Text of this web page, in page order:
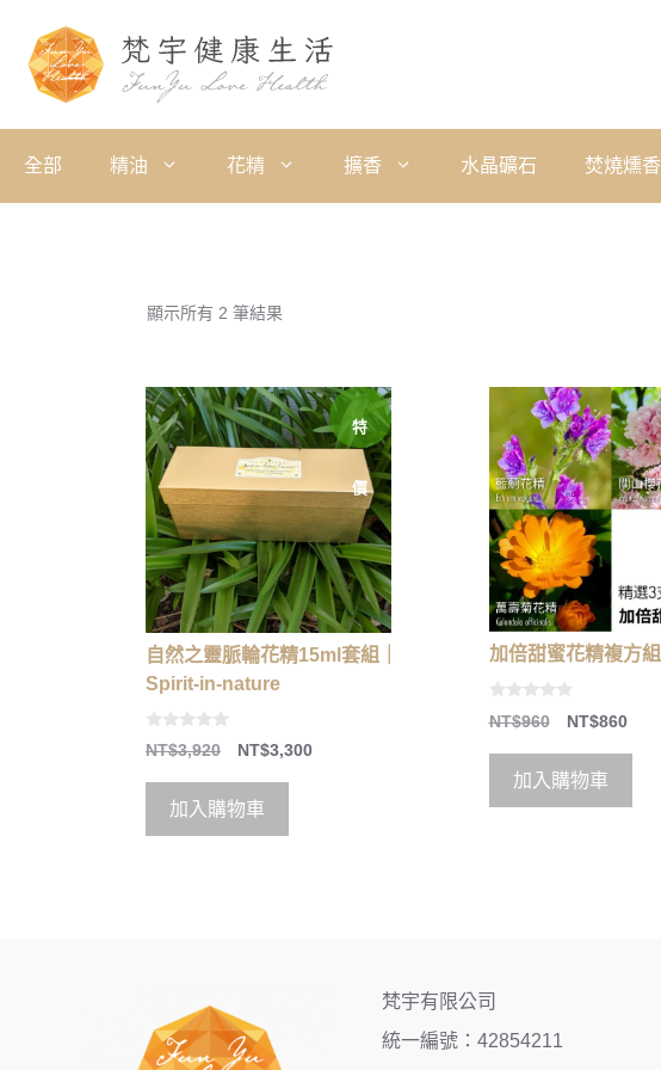
全部 精油 花精 擴香 水晶礦石 焚燒燻香
顯示所有 2 筆結果
特
價
自然之靈脈輪花精15ml套組｜
Spirit-in-nature
0
o
5
NT$3,920 NT$3,300
加入購物車
加倍甜蜜花精複方組
0
o
t
5
NT$960 NT$860
加入購物車
梵宇有限公司
統一編號：42854211